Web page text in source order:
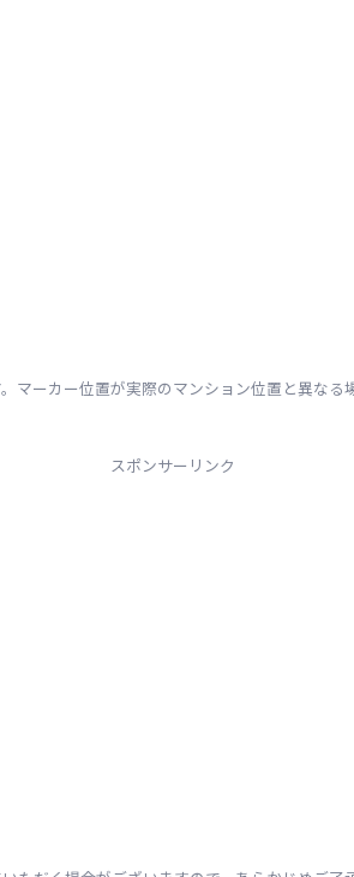
マーカー位置が実際のマンション位置と異なる
スポンサーリンク